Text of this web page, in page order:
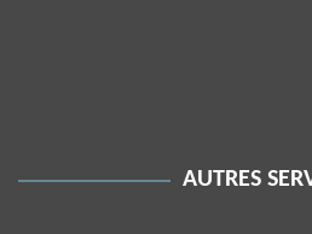
AUTRES